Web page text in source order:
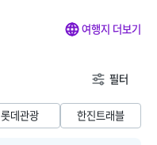
여행지 더보기
필터
롯데관광 한진트래블
나
전
뉴
기
해외호텔 해외항공